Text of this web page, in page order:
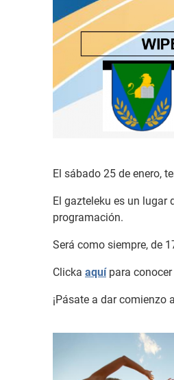
El sábado 25 de enero,
El gazteleku es un lugar
programación.
Será como siempre, de
Clicka aquípara conocer
¡Pásate a dar comienzo